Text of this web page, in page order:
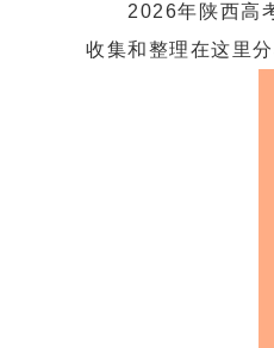
2026年陕西高考
收集和整理在这里